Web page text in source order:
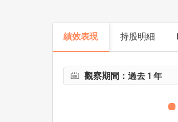
績效表現 持股明細
觀察期間：過去 1 年